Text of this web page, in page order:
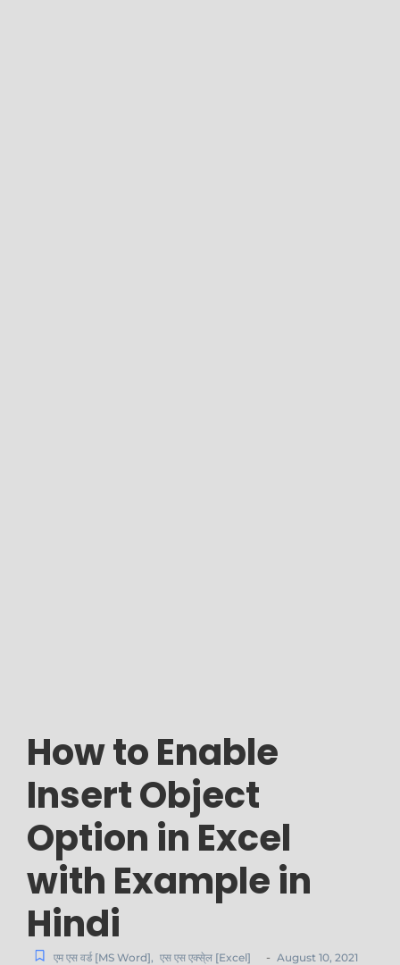
How to Enable
Insert Object
Option in Excel
with Example in
Hindi
एम एस वर्ड [MS Word], एस एस एक्से्ल [Excel] - August 10, 2021